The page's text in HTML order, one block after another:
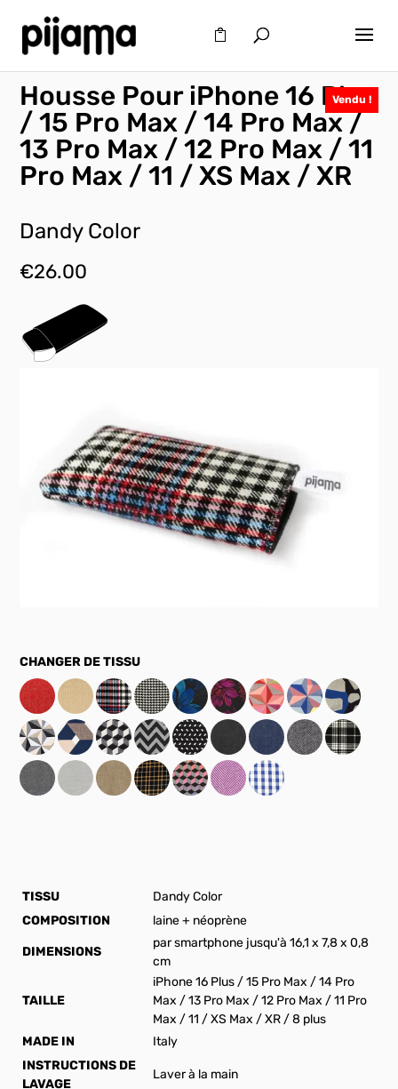
Vendu !
Housse Pour iPhone 16 Plus
/ 15 Pro Max / 14 Pro Max /
13 Pro Max / 12 Pro Max / 11
Pro Max / 11 / XS Max / XR
Dandy Color
€26.00
TISSU
Dandy Color
COMPOSITION
laine + néoprène
DIMENSIONS
par smartphone jusqu'à 16,1 x 7,8 x 0,8
cm
TAILLE
iPhone 16 Plus / 15 Pro Max / 14 Pro
Max / 13 Pro Max / 12 Pro Max / 11 Pro
Max / 11 / XS Max / XR / 8 plus
MADE IN
Italy
INSTRUCTIONS DE
LAVAGE
Laver à la main